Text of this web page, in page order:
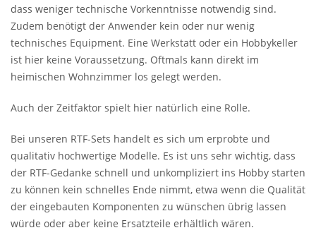
dass weniger technische Vorkenntnisse notwendig sind.
Zudem benötigt der Anwender kein oder nur wenig
technisches Equipment. Eine Werkstatt oder ein Hobbykeller
ist hier keine Voraussetzung. Oftmals kann direkt im
heimischen Wohnzimmer los gelegt werden.
Auch der Zeitfaktor spielt hier natürlich eine Rolle.
Bei unseren RTF-Sets handelt es sich um erprobte und
qualitativ hochwertige Modelle. Es ist uns sehr wichtig, dass
der RTF-Gedanke schnell und unkompliziert ins Hobby starten
zu können kein schnelles Ende nimmt, etwa wenn die Qualität
der eingebauten Komponenten zu wünschen übrig lassen
würde oder aber keine Ersatzteile erhältlich wären.